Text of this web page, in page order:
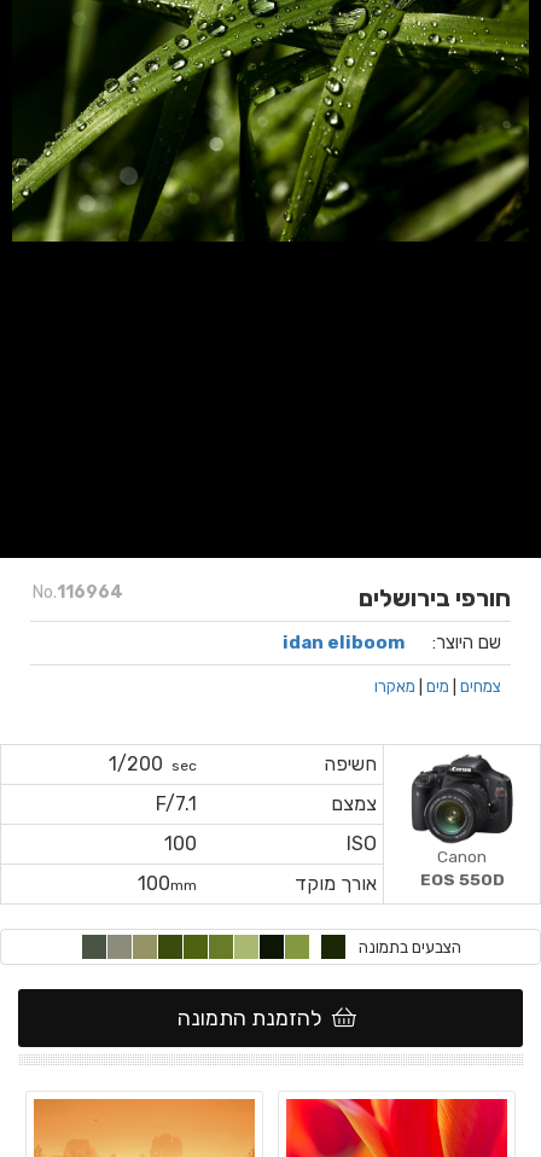
No.116964 חורפי בירושלים
שם היוצר: idan eliboom
צמחים מים מאקרו
חשיפה sec
1/200
צמצם
F/7.1
ISO
100
אורך מוקד
100mm
Canon
EOS 550D
הצבעים בתמונה
להזמנת התמונה